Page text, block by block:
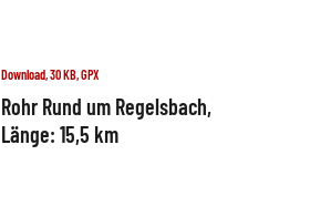
Download, 30 KB, GPX
Rohr Rund um Regelsbach,
Länge: 15,5 km